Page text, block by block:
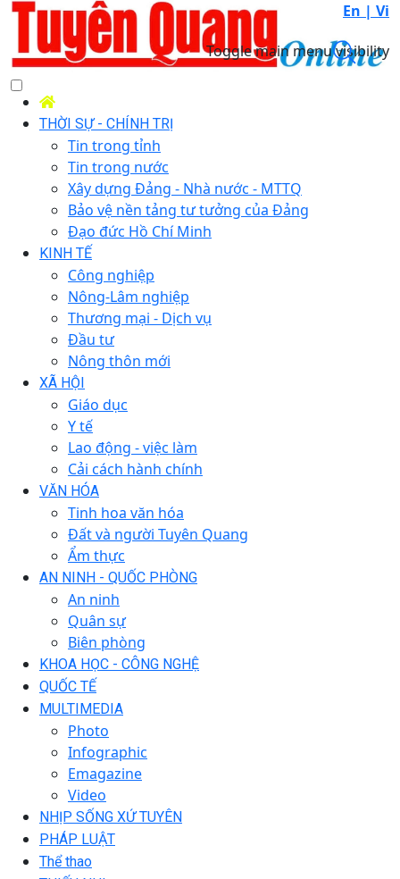
En | Vi
Toggle main menu visibility
THỜI SỰ - CHÍNH TRỊ
Tin trong tỉnh
Tin trong nước
Xây dựng Đảng - Nhà nước - MTTQ
Bảo vệ nền tảng tư tưởng của Đảng
Đạo đức Hồ Chí Minh
KINH TẾ
Công nghiệp
Nông-Lâm nghiệp
Thương mại - Dịch vụ
Đầu tư
Nông thôn mới
XÃ HỘI
Giáo dục
Y tế
Lao động - việc làm
Cải cách hành chính
VĂN HÓA
Tinh hoa văn hóa
Đất và người Tuyên Quang
Ẩm thực
AN NINH - QUỐC PHÒNG
An ninh
Quân sự
Biên phòng
KHOA HỌC - CÔNG NGHỆ
QUỐC TẾ
MULTIMEDIA
Photo
Infographic
Emagazine
Video
NHỊP SỐNG XỨ TUYÊN
PHÁP LUẬT
Thể thao